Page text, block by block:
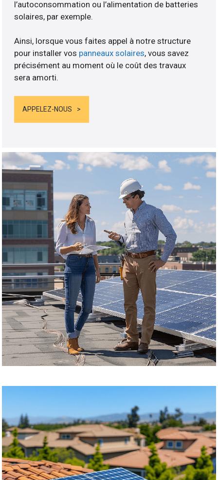
l’autoconsommation ou l’alimentation de batteries
solaires, par exemple.
Ainsi, lorsque vous faites appel à notre structure
pour installer vos panneaux solaires, vous savez
précisément au moment où le coût des travaux
sera amorti.
APPELEZ-NOUS